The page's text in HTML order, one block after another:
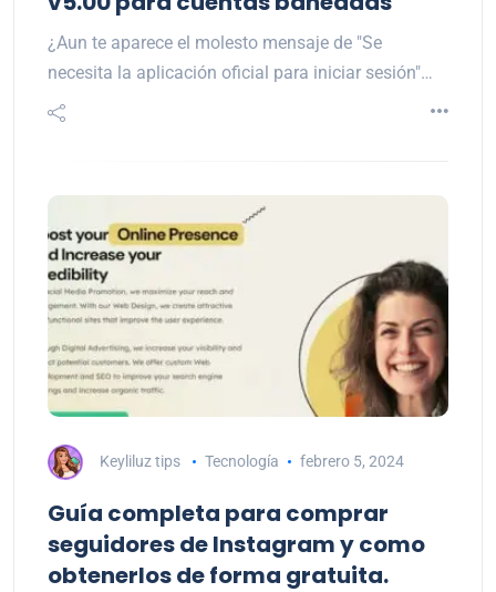
¿Aun te aparece el molesto mensaje de "Se
necesita la aplicación oficial para iniciar sesión"…
Keyliluz tips Tecnología febrero 5, 2024
Guía completa para comprar
seguidores de Instagram y como
obtenerlos de forma gratuita.